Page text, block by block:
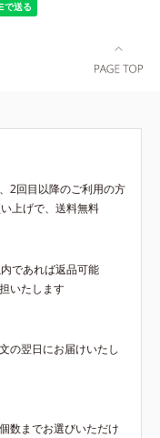
2回目以降のご利用の方
上げで、送料無料
であれば返品可能
いたします
の翌日にお届けいたし
数までお選びいただけ